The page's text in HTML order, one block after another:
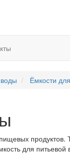
Ёмкости
продуктов.
для питьевой